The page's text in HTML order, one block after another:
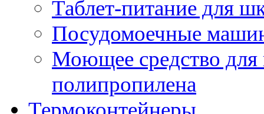
Таблет-питание для
Посудомоечные
Моющее средство для
полипропилена